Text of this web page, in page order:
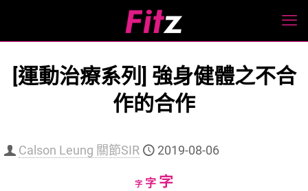
[運動治療系列] 強身健體之不合
作的合作
Calson Leung 關節SIR 2019-08-06
字Decrease
字Reset
字Increase